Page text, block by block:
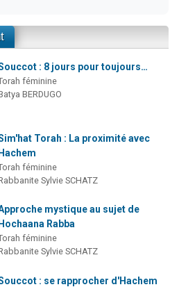
: 8 jours pour toujours…
féminine
BERDUGO
Torah : La proximité avec
Hachem
féminine
Sylvie SCHATZ
mystique au sujet de
Hochaana Rabba
féminine
Sylvie SCHATZ
: se rapprocher d'Hachem